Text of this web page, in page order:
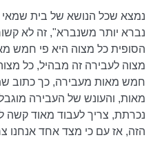
נמצא שכל הנושא של בית שמאי
נברא יותר משנברא", זה לא
הסופית כל מצוה היא פי חמש
מצוה לעבירה זה מבהיל, כל
חמש מאות מעבירה, כך כתוב
מאות, והעונש של העבירה
נכרתת, צריך לעבוד מאוד קשה
הזה, אז עם כי מצד אחד אנחנו